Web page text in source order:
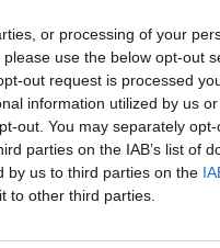
or processing of your
use the below opt-out
out request is processed
information utilized by us
out. You may separately
parties on the IAB’s list of
by us to third parties on the
to other third parties.
e «azzurri
gara. E poi
per
le note
che ho
Giovanni
tutti,
In